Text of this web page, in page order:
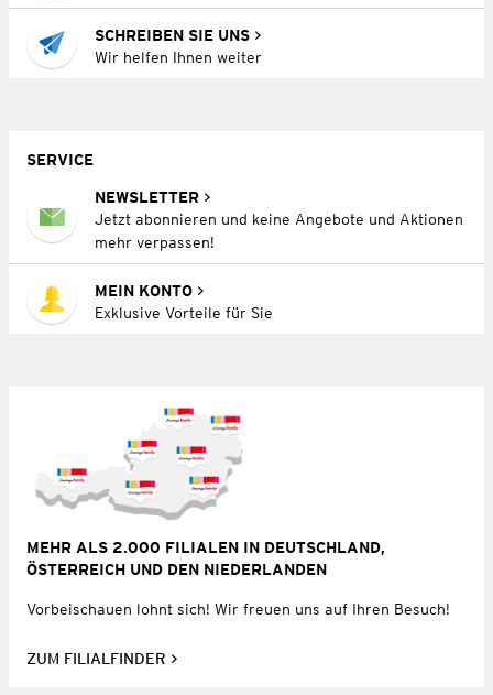
SCHREIBEN SIE UNS
Wir helfen Ihnen weiter
SERVICE
NEWSLETTER
Jetzt abonnieren und keine Angebote und Aktionen
mehr verpassen!
MEIN KONTO
Exklusive Vorteile für Sie
MEHR ALS 2.000 FILIALEN IN DEUTSCHLAND,
ÖSTERREICH UND DEN NIEDERLANDEN
Vorbeischauen lohnt sich! Wir freuen uns auf Ihren Besuch!
ZUM FILIALFINDER